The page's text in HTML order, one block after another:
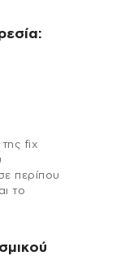
fix
περίπου
το